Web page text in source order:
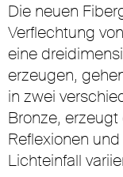
Die neuen
Verflechtung
eine
erzeugen,
in zwei
Bronze,
Reflexionen
Lichteinfall